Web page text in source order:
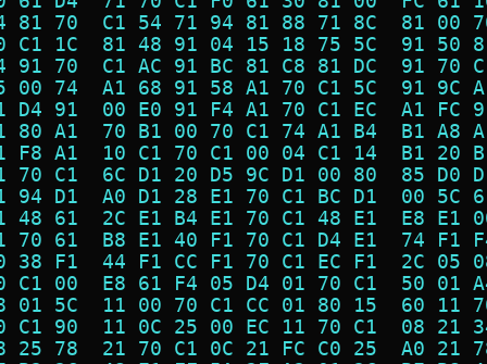
81 70  C1 54 71 94 81 88 71 8C  81
C1 1C  81 48 91 04 15 18 75 5C  91
91 70  C1 AC 91 BC 81 C8 81 DC  91
00 74  A1 68 91 58 A1 70 C1 5C  91
D4 91  00 E0 91 F4 A1 70 C1 EC  A1
80 A1  70 B1 00 70 C1 74 A1 B4  B1
F8 A1  10 C1 70 C1 00 04 C1 14  B1
70 C1  6C D1 20 D5 9C D1 00 80  85
94 D1  A0 D1 28 E1 70 C1 BC D1  00
48 61  2C E1 B4 E1 70 C1 48 E1  E8
70 61  B8 E1 40 F1 70 C1 D4 E1  74
38 F1  44 F1 CC F1 70 C1 EC F1  2C
C1 00  E8 61 F4 05 D4 01 70 C1  50
01 5C  11 00 70 C1 CC 01 80 15  60
C1 90  11 0C 25 00 EC 11 70 C1  08
25 78  21 70 C1 0C 21 FC C0 25  A0